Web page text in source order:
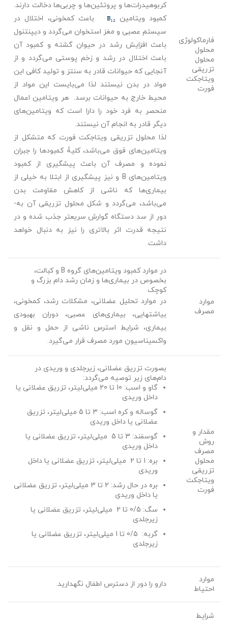
فارماکولوژی
محلول
محلول
تزریقی
ویتاجکت
فورت
کربوهیدرات‌ها و پروتئین‌ها و چربی‌ها دخالت دارند.
کمبود ویتامین
باعث کم­خونی، اختلال در
سیستم عصبی و مغز استخوان می‌گردد و دی­پنتنول
باعث افزایش رشد در حیوان گشته و کمبود آن
باعث اختلال در رشد و زخم پوستی می‌گردد و از
آنجایی که حیوانات قادر به سنتز و تولید کافی این
مواد در بدن نیستند لذا می‌بایست این مواد از
محیط خارج به حیوانات برسد. هر ویتامین اعمال
منحصر به فرد خود را دارا است که ویتامین‌های
دیگر قادر به انجام آن نیستند.
لذا محلول تزریقی ویتاجکت فورت که متشکل از
ویتامین‌های فوق می‌باشد، کلیۀ کمبودها را جبران
نموده و مصرف آن باعث پیشگیری از کمبود
ویتامین‌های B و نیز پیشگیری از ابتلا به خیلی از
بیماری‌ها که ناشی از کاهش مقاومت بدن
می‌باشد، می‌گردد و شکل محلول تزریقی آن به­
دور از سد دستگاه گوارش سریعتر جذب شده و در
نتیجه قدرت اثر بالاتری را نیز به دنبال خواهد
داشت.
موارد
مصرف
در موارد کمبود ویتامین‌های گروه B و کبالت،
بخصوص در بیماری‌ها و زمان رشد دام بزرگ و
کوچک
در موارد تحلیل عضلانی، مشکلات رشد، کم­خونی،
بی­اشتهایی، بیماری‌های عصبی، دوران بهبودی
بیماری، شرایط استرس ناشی از حمل و نقل و
واکسیناسیون مورد مصرف قرار می‌گیرد.
مقدار و
روش
مصرف
محلول
تزریقی
ویتاجکت
فورت
بصورت تزریق عضلانی، زیرجلدی و وریدی در
دام‌های زیر توصیه می‌گردد:
گاو و اسب: 10 تا 20 میلی‌لیتر، تزریق عضلانی یا
داخل وریدی
گوساله و کره اسب: 3 تا 5 میلی‌لیتر، تزریق
عضلانی یا داخل وریدی
گوسفند: 3 تا 5 میلی‌لیتر، تزریق عضلانی یا
داخل وریدی
بره: 1 تا 2 میلی‌لیتر، تزریق عضلانی یا داخل
وریدی
بره در حال رشد: 2 تا 3 میلی‌لیتر، تزریق عضلانی
یا داخل وریدی
سگ: 0/5 تا 2 میلی‌لیتر، تزریق عضلانی یا
زیرجلدی
گربه: 0/5 تا 1 میلی‌لیتر، تزریق عضلانی یا
زیرجلدی
موارد
احتیاط
دارو را دور از دسترس اطفال نگهدارید.
شرایط